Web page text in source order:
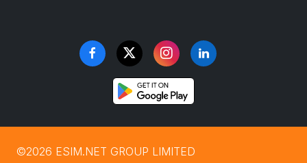
©2026 ESIM.NET GROUP LIMITED